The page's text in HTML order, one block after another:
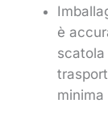
è
minima